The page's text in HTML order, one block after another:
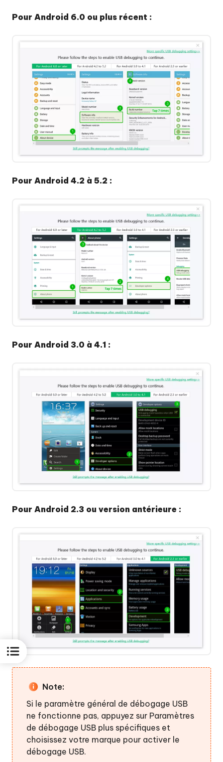
Étape
fonction
"Un
seul
clic
pour
vider
cache
système"
Effacer
cache
système
d'Android
avec
succès
Pour Android 6.0 ou plus récent :
Pour Android 4.2 à 5.2 :
Pour Android 3.0 à 4.1 :
Pour Android 2.3 ou version antérieure :
Note:
Si le paramètre général de débogage USB
ne fonctionne pas, appuyez sur Paramètres
de débogage USB plus spécifiques et
choisissez votre marque pour activer le
débogage USB.